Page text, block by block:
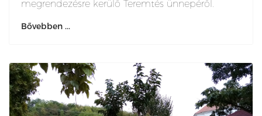
megrendezésre kerülő Teremtés ünnepéről.
Bővebben ...